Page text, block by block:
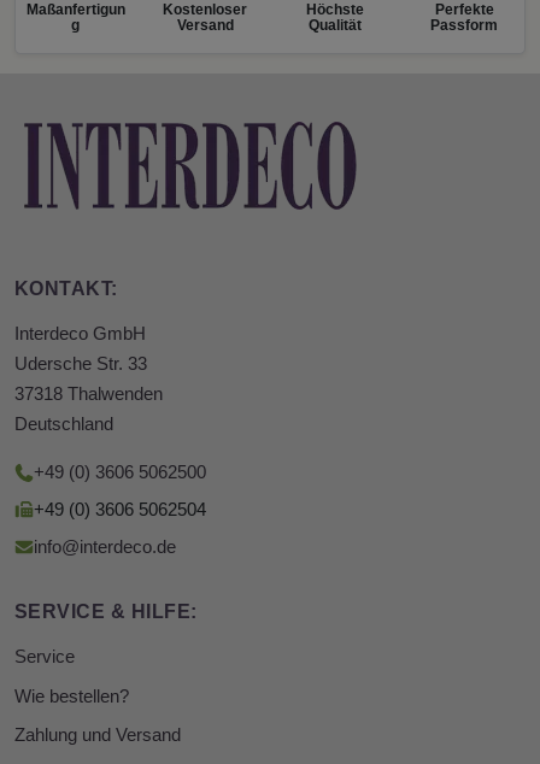
Maßanfertigun
g
Kostenloser
Versand
Höchste
Qualität
Perfekte
Passform
KONTAKT:
Interdeco GmbH
Udersche Str. 33
37318 Thalwenden
Deutschland
+49 (0) 3606 5062500
+49 (0) 3606 5062504
info@interdeco.de
SERVICE & HILFE:
Service
Wie bestellen?
Zahlung und Versand